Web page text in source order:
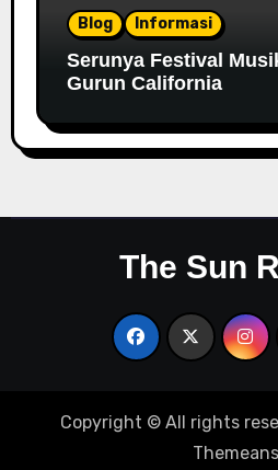
Blog Informasi
Serunya Festival
Gurun California
The Sun
Copyright © All rights